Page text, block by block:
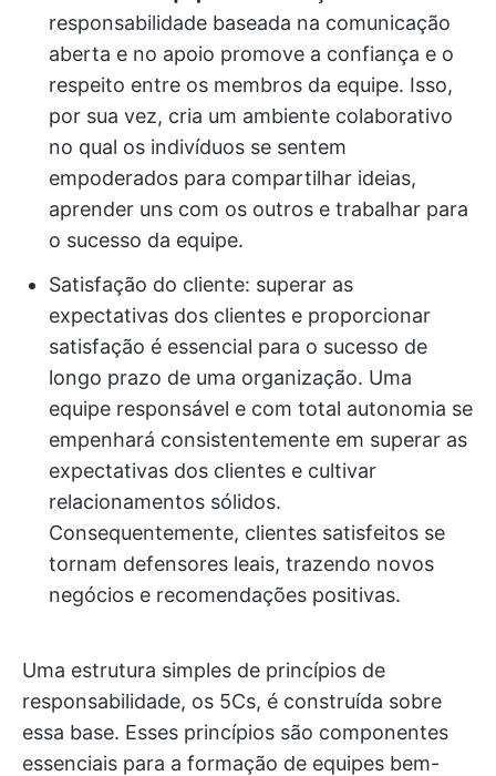
responsabilidade baseada na comunicação
aberta e no apoio promove a confiança e o
respeito entre os membros da equipe. Isso,
por sua vez, cria um ambiente colaborativo
no qual os indivíduos se sentem
empoderados para compartilhar ideias,
aprender uns com os outros e trabalhar para
o sucesso da equipe.
Satisfação do cliente: superar as
expectativas dos clientes e proporcionar
satisfação é essencial para o sucesso de
longo prazo de uma organização. Uma
equipe responsável e com total autonomia se
empenhará consistentemente em superar as
expectativas dos clientes e cultivar
relacionamentos sólidos.
Consequentemente, clientes satisfeitos se
tornam defensores leais, trazendo novos
negócios e recomendações positivas.
Uma estrutura simples de princípios de
responsabilidade, os 5Cs, é construída sobre
essa base. Esses princípios são componentes
essenciais para a formação de equipes bem-